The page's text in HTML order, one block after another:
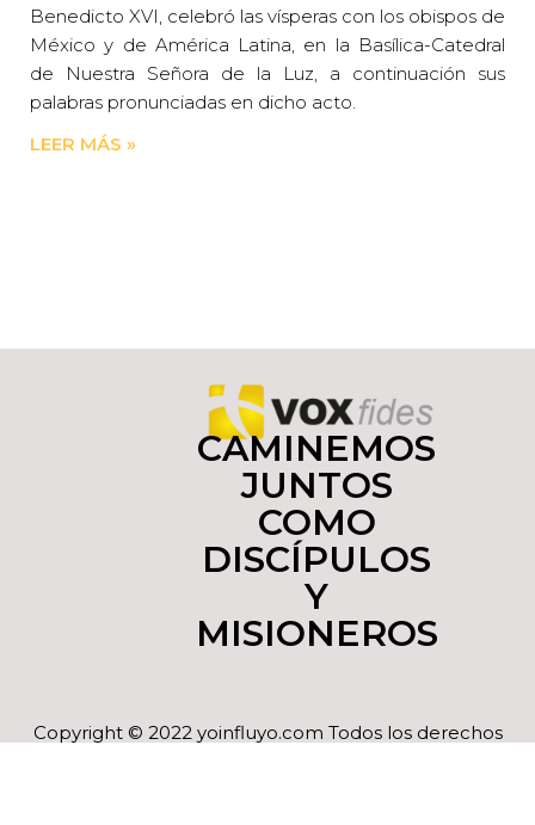
Benedicto XVI, celebró las vísperas con los obispos de
México y de América Latina, en la Basílica-Catedral
de Nuestra Señora de la Luz, a continuación sus
palabras pronunciadas en dicho acto.
LEER MÁS »
CAMINEMOS
JUNTOS
COMO
DISCÍPULOS
Y
MISIONEROS
Copyright © 2022 yoinfluyo.com Todos los derechos